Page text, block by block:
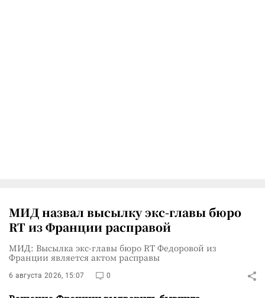
МИД назвал высылку экс-главы бюро
RT из Франции расправой
МИД: Высылка экс-главы бюро RT Федоровой из
Франции является актом расправы
6 августа 2026, 15:07 0